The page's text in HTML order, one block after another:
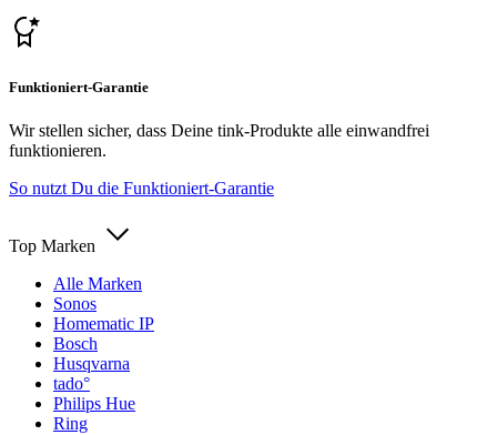
Funktioniert-Garantie
Wir stellen sicher, dass Deine tink-Produkte alle einwandfrei
funktionieren.
So nutzt Du die Funktioniert-Garantie
Top Marken
Alle Marken
Sonos
Homematic IP
Bosch
Husqvarna
tado°
Philips Hue
Ring